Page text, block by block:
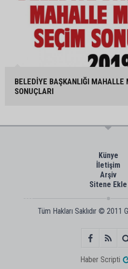
BELEDİYE BAŞKANLIĞI MAHALLE
SONUÇLARI
Künye
İletişim
Arşiv
Sitene Ekle
Tüm Hakları Saklıdır © 2011
Haber Scripti